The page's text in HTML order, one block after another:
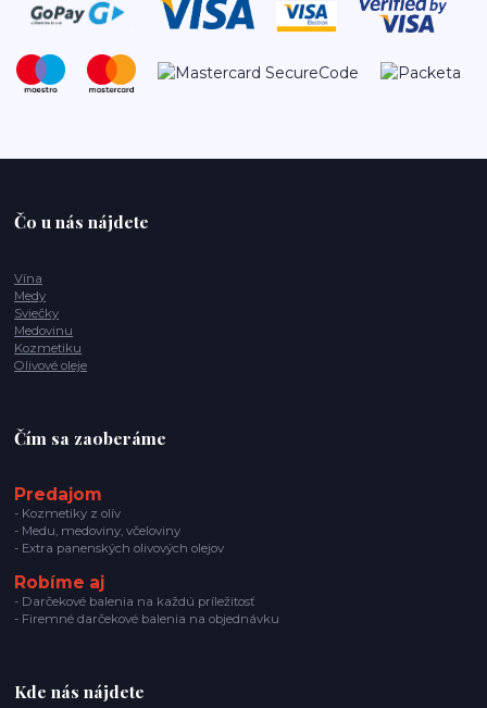
Čo u nás nájdete
Vína
Medy
Sviečky
Medovinu
Kozmetiku
Olivové oleje
Čím sa zaoberáme
Predajom
- Kozmetiky z olív
- Medu, medoviny, včeloviny
- Extra panenských olivových olejov
Robíme aj
- Darčekové balenia na každú príležitosť
- Firemné darčekové balenia na objednávku
Kde nás nájdete